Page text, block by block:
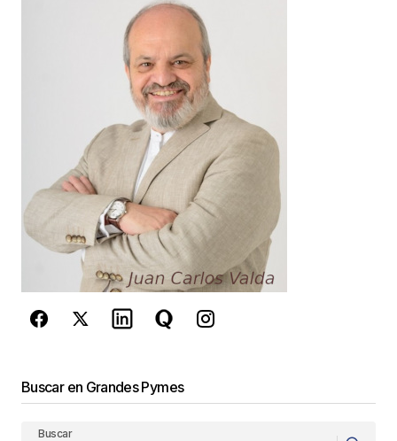
*
Guarda mi nombre, correo electrónico y web en
este navegador para la próxima vez que
Este sitio esta protegido por
reCAPTCHA y la
Política de
privacidady losTérminos del servicio
de Googlese aplican.
Enviar Comentario
Buscar en Grandes Pymes
Buscar